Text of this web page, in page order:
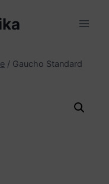
/ Gaucho Standard